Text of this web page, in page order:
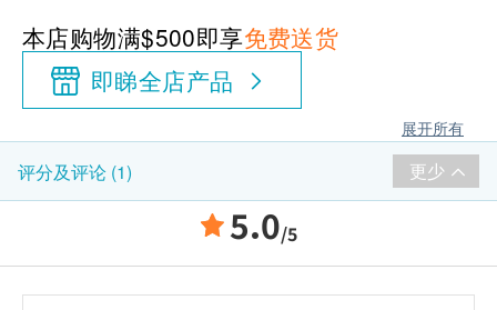
本店购物满$500即享免费送货
即睇全店产品
展开所有
评分及评论 (1) 更少
5.0/5